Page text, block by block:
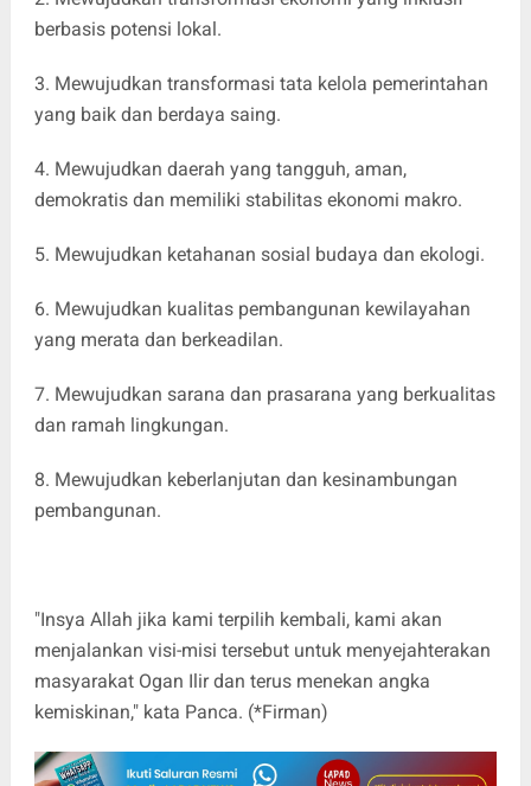
berbasis potensi lokal.
3. Mewujudkan transformasi tata kelola pemerintahan
yang baik dan berdaya saing.
4. Mewujudkan daerah yang tangguh, aman,
demokratis dan memiliki stabilitas ekonomi makro.
5. Mewujudkan ketahanan sosial budaya dan ekologi.
6. Mewujudkan kualitas pembangunan kewilayahan
yang merata dan berkeadilan.
7. Mewujudkan sarana dan prasarana yang berkualitas
dan ramah lingkungan.
8. Mewujudkan keberlanjutan dan kesinambungan
pembangunan.
"Insya Allah jika kami terpilih kembali, kami akan
menjalankan visi-misi tersebut untuk menyejahterakan
masyarakat Ogan Ilir dan terus menekan angka
kemiskinan," kata Panca. (*Firman)